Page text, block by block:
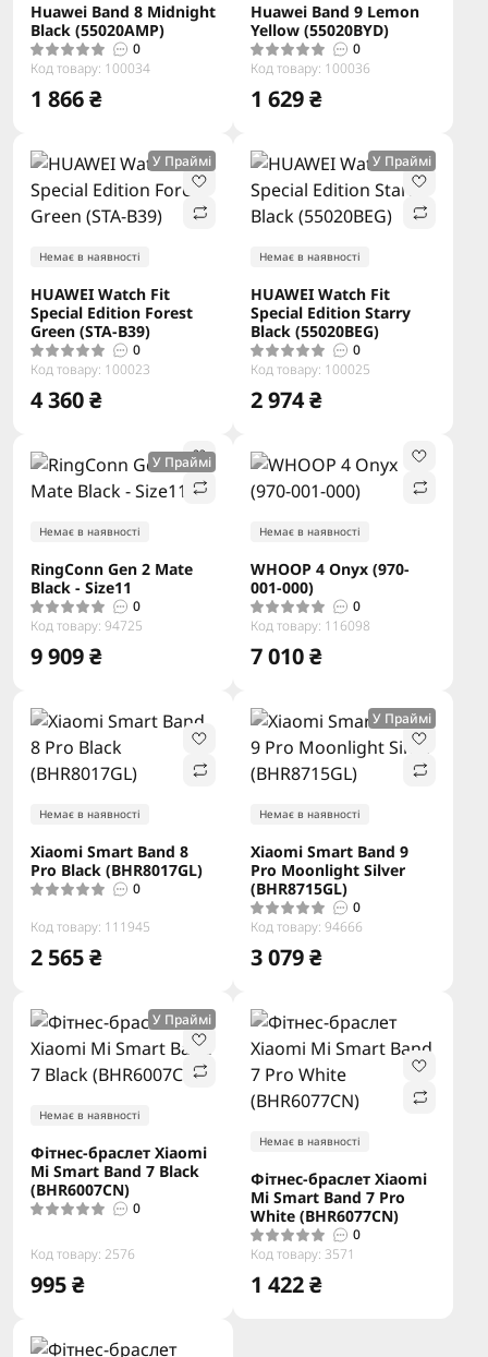
Huawei Band 8 Midnight
Black (55020AMP)
0
Код товару: 100034
1 866 ₴
Huawei Band 9 Lemon
Yellow (55020BYD)
0
Код товару: 100036
1 629 ₴
У Праймі
Немає в наявності
HUAWEI Watch Fit
Special Edition Forest
Green (STA-B39)
0
Код товару: 100023
4 360 ₴
У Праймі
Немає в наявності
HUAWEI Watch Fit
Special Edition Starry
Black (55020BEG)
0
Код товару: 100025
2 974 ₴
У Праймі
Немає в наявності
RingConn Gen 2 Mate
Black - Size11
0
Код товару: 94725
9 909 ₴
Немає в наявності
WHOOP 4 Onyx (‎970-
001-000)
0
Код товару: 116098
7 010 ₴
Немає в наявності
Xiaomi Smart Band 8
Pro Black (BHR8017GL)
0
Код товару: 111945
2 565 ₴
У Праймі
Немає в наявності
Xiaomi Smart Band 9
Pro Moonlight Silver
(BHR8715GL)
0
Код товару: 94666
3 079 ₴
У Праймі
Немає в наявності
Фітнес-браслет Xiaomi
Mi Smart Band 7 Black
(BHR6007CN)
0
Код товару: 2576
995 ₴
Немає в наявності
Фітнес-браслет Xiaomi
Mi Smart Band 7 Pro
White (BHR6077CN)
0
Код товару: 3571
1 422 ₴